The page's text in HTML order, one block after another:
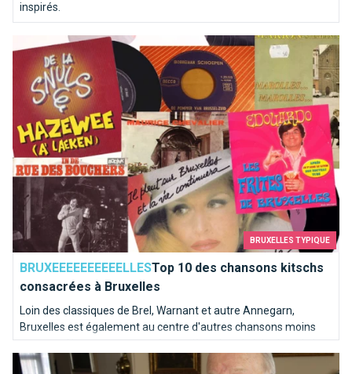
inspirés.
BRUXELLES TYPIQUE
BRUXEEEEEEEEEELLESTop 10 des chansons kitschs
consacrées à Bruxelles
Loin des classiques de Brel, Warnant et autre Annegarn,
Bruxelles est également au centre d'autres chansons moins
connues. Nous avons poussé une pièce dans le juke-box de la
capitale de l'Europe pour en sortir les mélodies les plus kitschs.
Top 10 des chansons kitschs consacrées à Bruxelles
Le Facebook bruxellois de 1812